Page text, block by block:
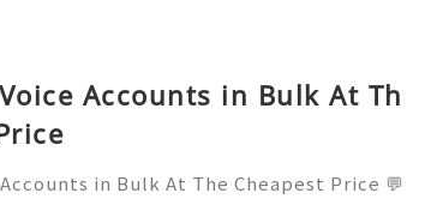
Accounts in Bulk At Th
in Bulk At The Cheapest Price 💬